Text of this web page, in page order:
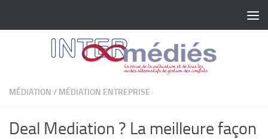
MÉDIATION / MÉDIATION ENTREPRISE
Deal Mediation ? La meilleure façon